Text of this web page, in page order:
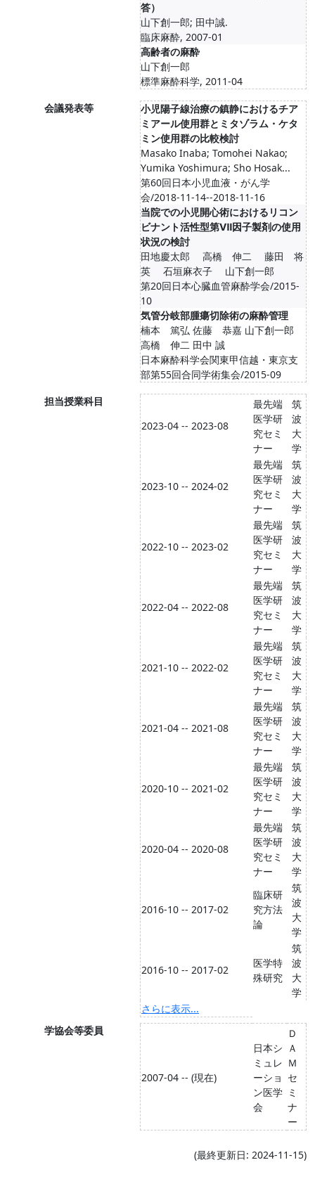
答）
山下創一郎; 田中誠.
臨床麻酔, 2007-01
高齢者の麻酔
山下創一郎
標準麻酔科学, 2011-04
会議発表等
小児陽子線治療の鎮静におけるチア
ミアール使用群とミタゾラム・ケタ
ミン使用群の比較検討
Masako Inaba; Tomohei Nakao;
Yumika Yoshimura; Sho Hosak...
第60回日本小児血液・がん学
会/2018-11-14--2018-11-16
当院での小児開心術におけるリコン
ビナント活性型第Ⅶ因子製剤の使用
状況の検討
田地慶太郎 高橋 伸二 藤田 将
英 石垣麻衣子 山下創一郎
第20回日本心臓血管麻酔学会/2015-
10
気管分岐部腫瘍切除術の麻酔管理
楠本 篤弘 佐藤 恭嘉 山下創一郎
高橋 伸二 田中 誠
日本麻酔科学会関東甲信越・東京支
部第55回合同学術集会/2015-09
担当授業科目
2023-04 -- 2023-08
最先端
医学研
究セミ
ナー
筑
波
大
学
2023-10 -- 2024-02
最先端
医学研
究セミ
ナー
筑
波
大
学
2022-10 -- 2023-02
最先端
医学研
究セミ
ナー
筑
波
大
学
2022-04 -- 2022-08
最先端
医学研
究セミ
ナー
筑
波
大
学
2021-10 -- 2022-02
最先端
医学研
究セミ
ナー
筑
波
大
学
2021-04 -- 2021-08
最先端
医学研
究セミ
ナー
筑
波
大
学
2020-10 -- 2021-02
最先端
医学研
究セミ
ナー
筑
波
大
学
2020-04 -- 2020-08
最先端
医学研
究セミ
ナー
筑
波
大
学
2016-10 -- 2017-02
臨床研
究方法
論
筑
波
大
学
2016-10 -- 2017-02
医学特
殊研究
筑
波
大
学
さらに表示...
学協会等委員
2007-04 -- (現在)
日本シ
ミュレ
ーショ
ン医学
会
Ｄ
Ａ
Ｍ
セ
ミ
ナ
ー
(最終更新日: 2024-11-15)